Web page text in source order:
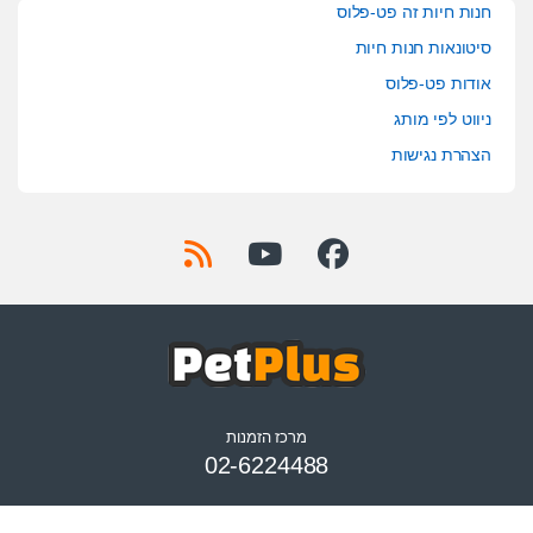
חנות חיות זה פט-פלוס
סיטונאות חנות חיות
אודות פט-פלוס
ניווט לפי מותג
הצהרת נגישות
מרכז הזמנות
02-6224488